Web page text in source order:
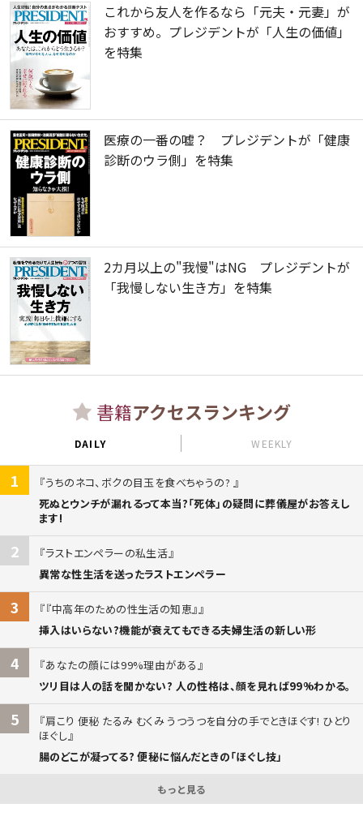
これから友人を作るなら「元夫・元妻」が
おすすめ。プレジデントが「人生の価値」
を特集
医療の一番の嘘？ プレジデントが「健康
診断のウラ側」を特集
2カ月以上の"我慢"はNG プレジデントが
「我慢しない生き方」を特集
書籍アクセスランキング
DAILY WEEKLY
1
うちのネコ、ボクの目玉を食べちゃうの?
死ぬとウンチが漏れるって本当?「死体」の疑問に葬儀屋がお答えし
ます!
2
ラストエンペラーの私生活
異常な性生活を送ったラストエンペラー
3
『中高年のための性生活の知恵』
挿入はいらない?機能が衰えてもできる夫婦生活の新しい形
4
あなたの顔には99%理由がある
ツリ目は人の話を聞かない? 人の性格は、顔を見れば99%わかる。
5
肩こり 便秘 たるみ むくみ うつうつを自分の手でときほぐす! ひとり
ほぐし
腸のどこが凝ってる? 便秘に悩んだときの「ほぐし技」
もっと見る